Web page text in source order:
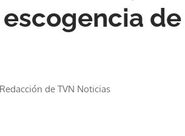
de
Redacción de TVN Noticias